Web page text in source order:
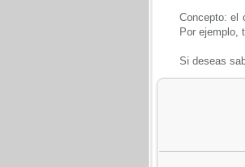
Concepto: el
Por ejemplo,
Si deseas